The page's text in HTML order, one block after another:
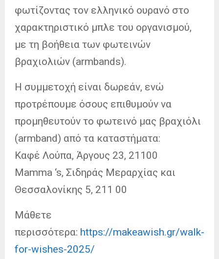
φωτίζοντας τον ελληνικό ουρανό στο
χαρακτηριστικό μπλε του οργανισμού,
με τη βοήθεια των φωτεινών
βραχιολιών (armbands).
Η συμμετοχή είναι δωρεάν, ενώ
προτρέπουμε όσους επιθυμούν να
προμηθευτούν το φωτεινό μας βραχιόλι
(armband) από τα καταστήματα:
Καφέ Λούπα, Άργους 23, 21100
Mamma ‘s, Σιδηράς Μεραρχίας και
Θεσσαλονίκης 5, 211 00
Μάθετε
περισσότερα: https://makeawish.gr/walk-
for-wishes-2025/